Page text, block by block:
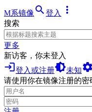
M系镜像 search登入 more_vert
搜索
更多
新访客，你未登入
login登入或注册brightness_medium未知settings
请使用你在镜像注册的密